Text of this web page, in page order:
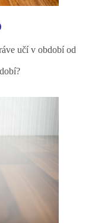
učí v období od